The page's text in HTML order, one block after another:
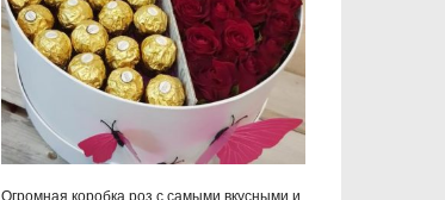
Огромная коробка роз с самыми вкусными и